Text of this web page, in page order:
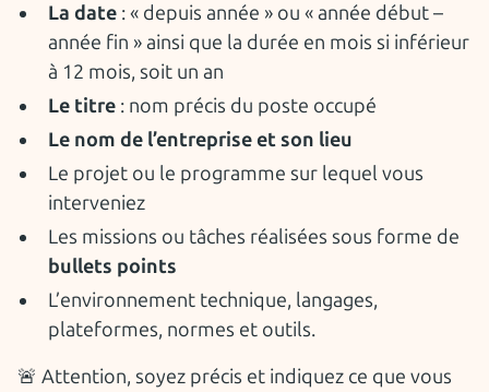
La date : « depuis année » ou « année début –
année fin » ainsi que la durée en mois si inférieur
à 12 mois, soit un an
Le titre : nom précis du poste occupé
Le nom de l’entreprise et son lieu
Le projet ou le programme sur lequel vous
interveniez
Les missions ou tâches réalisées sous forme de
bullets points
L’environnement technique, langages,
plateformes, normes et outils.
🚨 Attention, soyez précis et indiquez ce que vous